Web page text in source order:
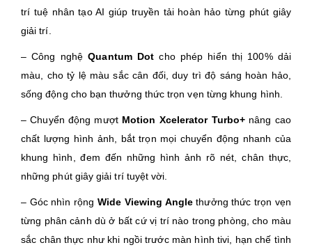
trí tuệ nhân tạo AI giúp truyền tải hoàn hảo từng phút giây
giải trí.
– Công nghệQuantum Dot cho phép hiển thị 100% dải
màu, cho tỷ lệ màu sắc cân đối, duy trì độ sáng hoàn hảo,
sống động cho bạn thưởng thức trọn vẹn từng khung hình.
– Chuyển động mượt Motion Xcelerator Turbo+ nâng cao
chất lượng hình ảnh, bắt trọn mọi chuyển động nhanh của
khung hình, đem đến những hình ảnh rõ nét, chân thực,
những phút giây giải trí tuyệt vời.
– Góc nhìn rộng Wide Viewing Anglethưởng thức trọn vẹn
từng phân cảnh dù ở bất cứ vị trí nào trong phòng, cho màu
sắc chân thực như khi ngồi trước màn hình tivi, hạn chế tình